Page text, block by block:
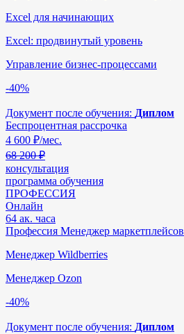
Excel для начинающих
Excel: продвинутый уровень
Управление бизнес-процессами
-40%
Документ после обучения: Диплом
Беспроцентная рассрочка
4 600 ₽/мес.
68 200 ₽
консультация
программа обучения
ПРОФЕССИЯ
Онлайн
64 ак. часа
Профессия Менеджер маркетплейсов
Менеджер Wildberries
Менеджер Ozon
-40%
Документ после обучения: Диплом